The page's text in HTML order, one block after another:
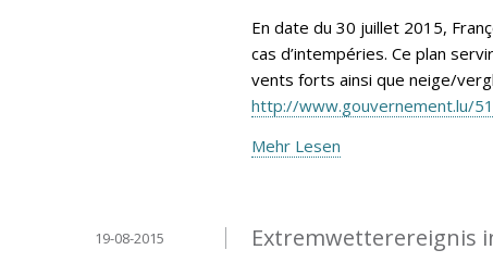
En date du 30 juillet 2015,
cas d’intempéries. Ce plan
vents forts ainsi que neige/
http://www.gouvernement.lu/
Mehr Lesen
Extremwetterereignis
19-08-2015